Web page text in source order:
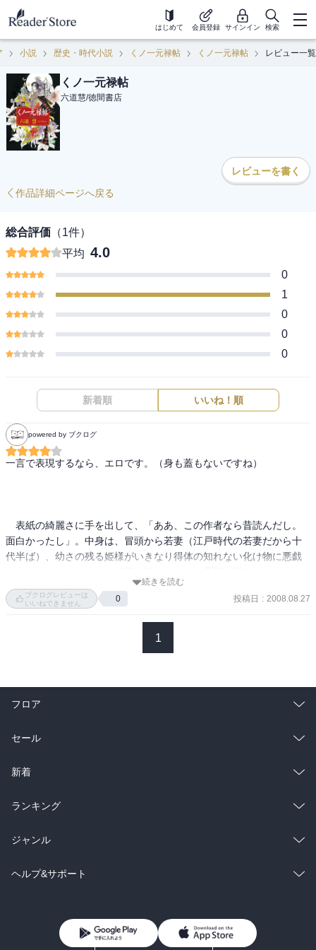
はじめて 会員登録 サインイン 検索
小説 歴史・時代小説 くノ一元禄帖 くノ一元禄帖 レビュー一覧
くノ一元禄帖
六道慧/徳間書店
レビューを書く
作品詳細ページへ戻る
総合評価 （1件）
平均 4.0
0
1
0
0
0
新着順 いいね！順
powered by ブクログ
一言で表現するなら、エロです。（身も蓋もないですね）
表紙の綺麗さに手を出して、「ああ、この作者なら昔読んだし。
面白かったし」。中身は、冒頭から若妻（江戸時代の若妻だから十
代半ば）、幼さの残る姫様がいきなり得体の知れない化け物に悪戯
ったので。
子が化け物に陵辱されちゃうんですが、どっちもどっち（？）
人も殺さないし、冷徹さがないし。
女の子に痛々しさがないから、読みやすいですよ。生ぬるさは感
死闘の最中のはずなのになるだけ殺したくないと思っているあたり
続きを読む
ブクログレビューは
いいねできません
0 投稿日 : 2008.08.27
1
フロア
総合
ラノベ
雑誌・グラビア
BL・TL
セール
総合
ラノベ
雑誌・グラビア
BL・TL
新着
総合
ラノベ
雑誌・グラビア
ランキング
総合
ラノベ
ジャンル
コミック
ライトノベル 男子向けラノベ
ヘルプ&サポート
よくあるご質問 お問い合わせ